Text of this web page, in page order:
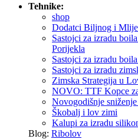
Tehnike:
shop
Dodatci Biljnog i
Sastojci za izradu
Porijekla
Sastojci za izradu
Sastojci za izradu
Zimska Strategija u
NOVO: TTF Kopce
Novogodišnje
Škobalj i lov zimi
Kalupi za izradu
Blog: Ribolov